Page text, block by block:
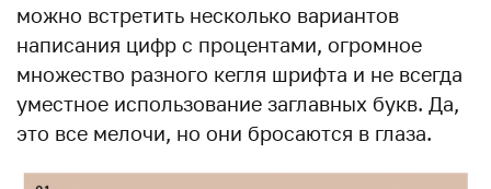
можно встретить несколько вариантов
написания цифр с процентами, огромное
множество разного кегля шрифта и не всегда
уместное использование заглавных букв. Да,
это все мелочи, но они бросаются в глаза.